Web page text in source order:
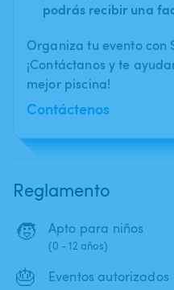
podrás recibir una
Organiza tu evento con
¡Contáctanos y te
mejor piscina!
Contáctenos
Reglamento
🧒 Apto para niños
(0 - 12 años)
🎂 Eventos autorizados